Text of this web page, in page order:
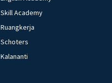
Skill Academy
Ruangkerja
Schoters
Kalananti